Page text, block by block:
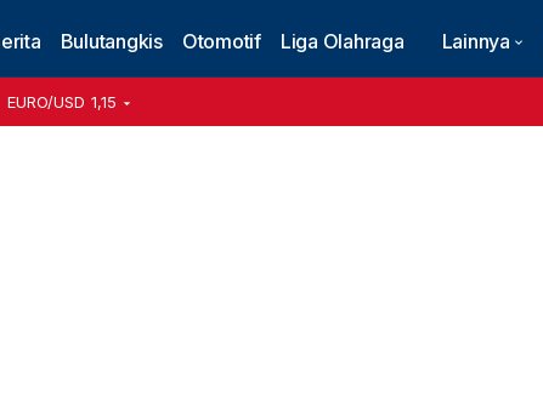
Bulutangkis Otomotif Liga Olahraga Lainnya
EURO/USD 1,15